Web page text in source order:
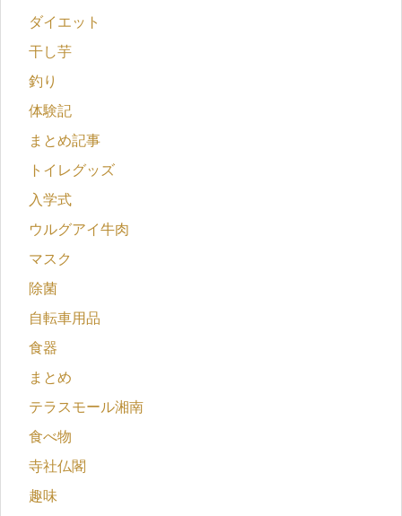
ダイエット
干し芋
釣り
体験記
まとめ記事
トイレグッズ
入学式
ウルグアイ牛肉
マスク
除菌
自転車用品
食器
まとめ
テラスモール湘南
食べ物
寺社仏閣
趣味